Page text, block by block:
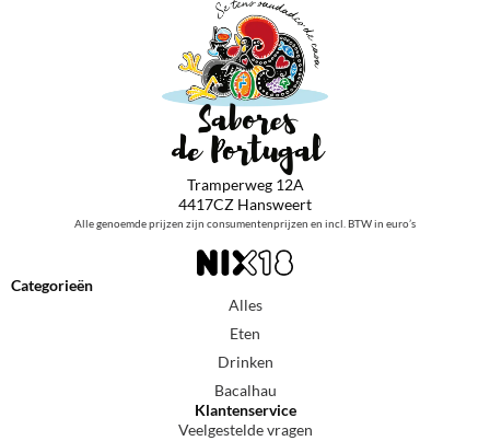
Tramperweg 12A
4417CZ Hansweert
Alle genoemde prijzen zijn consumentenprijzen en incl. BTW in euro’s
Categorieën
Alles
Eten
Drinken
Bacalhau
Klantenservice
Veelgestelde vragen